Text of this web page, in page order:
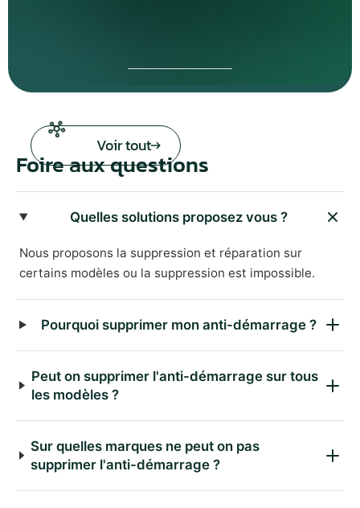
Voir tout
Foire aux questions
Quelles solutions proposez vous ?
Nous proposons la suppression et réparation sur
certains modèles ou la suppression est impossible.
Pourquoi supprimer mon anti-démarrage ?
Peut on supprimer l'anti-démarrage sur tous
les modèles ?
Sur quelles marques ne peut on pas
supprimer l'anti-démarrage ?